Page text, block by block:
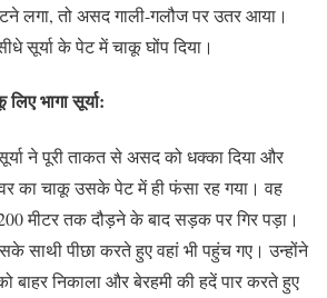
लगा, तो असद गाली-गलौज पर उतर आया।
सूर्या के पेट में चाकू घोंप दिया।
भागा सूर्या:
ने पूरी ताकत से असद को धक्का दिया और
का चाकू उसके पेट में ही फंसा रह गया। वह
मीटर तक दौड़ने के बाद सड़क पर गिर पड़ा।
साथी पीछा करते हुए वहां भी पहुंच गए। उन्होंने
बाहर निकाला और बेरहमी की हदें पार करते हुए